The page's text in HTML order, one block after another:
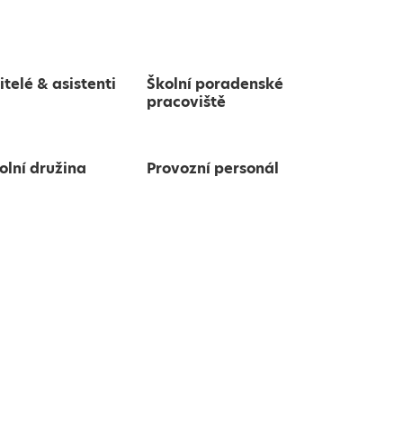
& asistenti
Školní poradenské
pracoviště
družina Provozní personál